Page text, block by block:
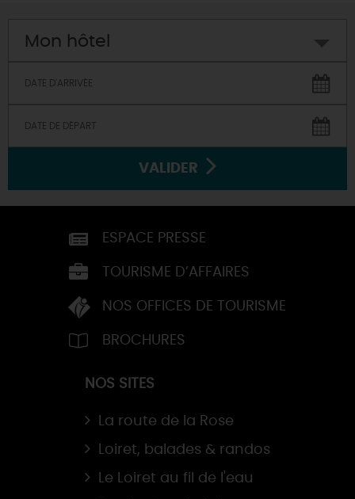
Mon hôtel
VALIDER
ESPACE PRESSE
TOURISME D’AFFAIRES
NOS OFFICES DE TOURISME
BROCHURES
NOS SITES
La route de la Rose
Loiret, balades & randos
Le Loiret au fil de l'eau